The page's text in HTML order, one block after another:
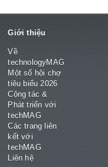
Giới thiệu
Về
technologyMAG
Một số hội chợ
tiêu biểu 2026
Cộng tác &
Phát triển với
techMAG
Các trang liên
kết với
techMAG
Liên hệ